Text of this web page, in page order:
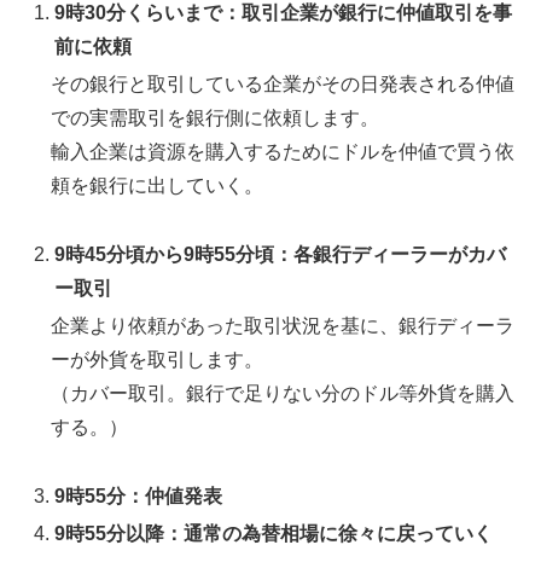
9時30分くらいまで：取引企業が銀行に仲値取引を事
前に依頼
その銀行と取引している企業がその日発表される仲値
での実需取引を銀行側に依頼します。
輸入企業は資源を購入するためにドルを仲値で買う依
頼を銀行に出していく。
9時45分頃から9時55分頃：各銀行ディーラーがカバ
ー取引
企業より依頼があった取引状況を基に、銀行ディーラ
ーが外貨を取引します。
（カバー取引。銀行で足りない分のドル等外貨を購入
する。）
9時55分：仲値発表
9時55分以降：通常の為替相場に徐々に戻っていく